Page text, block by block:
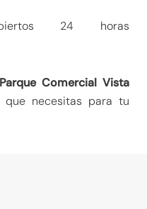
24 horas
Parque Comercial Vista
necesitas para tu